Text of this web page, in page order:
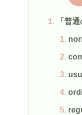
「普